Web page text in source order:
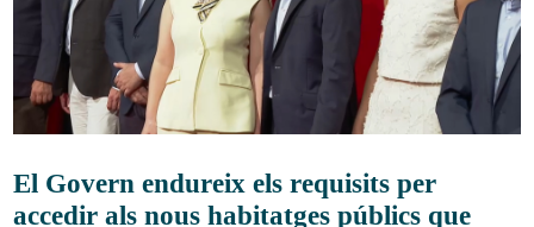
El Govern endureix els requisits per
accedir als nous habitatges públics que